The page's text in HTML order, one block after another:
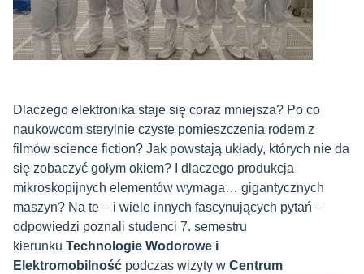
Dlaczego elektronika staje się coraz mniejsza? Po co
naukowcom sterylnie czyste pomieszczenia rodem z
filmów science fiction? Jak powstają układy, których nie da
się zobaczyć gołym okiem? I dlaczego produkcja
mikroskopijnych elementów wymaga… gigantycznych
maszyn? Na te – i wiele innych fascynujących pytań –
odpowiedzi poznali studenci 7. semestru
kierunku Technologie Wodorowe i
Elektromobilność podczas wizyty w Centrum